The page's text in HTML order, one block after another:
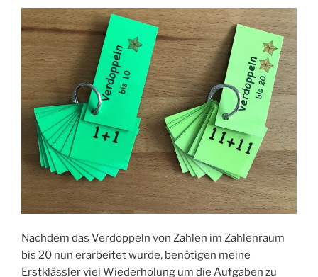
Nachdem das Verdoppeln von Zahlen im Zahlenraum
bis 20 nun erarbeitet wurde, benötigen meine
Erstklässler viel Wiederholung um die Aufgaben zu